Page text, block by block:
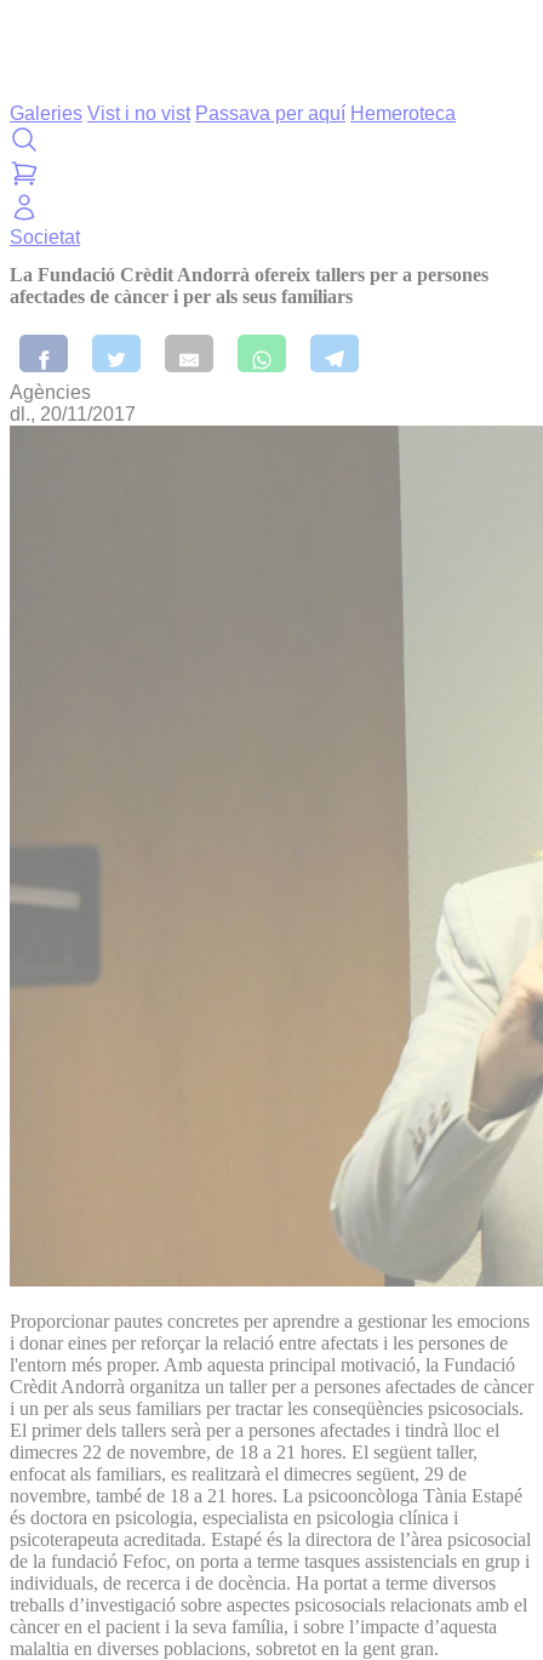
Galeries Vist i no vist Passava per aquí Hemeroteca
Societat
La Fundació Crèdit Andorrà ofereix tallers per a persones
afectades de càncer i per als seus familiars
Agències
dl., 20/11/2017
Proporcionar pautes concretes per aprendre a gestionar les emocions
i donar eines per reforçar la relació entre afectats i les persones de
l'entorn més proper. Amb aquesta principal motivació, la Fundació
Crèdit Andorrà organitza un taller per a persones afectades de càncer
i un per als seus familiars per tractar les conseqüències psicosocials.
El primer dels tallers serà per a persones afectades i tindrà lloc el
dimecres 22 de novembre, de 18 a 21 hores. El següent taller,
enfocat als familiars, es realitzarà el dimecres següent, 29 de
novembre, també de 18 a 21 hores. La psicooncòloga Tània Estapé
és doctora en psicologia, especialista en psicologia clínica i
psicoterapeuta acreditada. Estapé és la directora de l’àrea psicosocial
de la fundació Fefoc, on porta a terme tasques assistencials en grup i
individuals, de recerca i de docència. Ha portat a terme diversos
treballs d’investigació sobre aspectes psicosocials relacionats amb el
càncer en el pacient i la seva família, i sobre l’impacte d’aquesta
malaltia en diverses poblacions, sobretot en la gent gran.